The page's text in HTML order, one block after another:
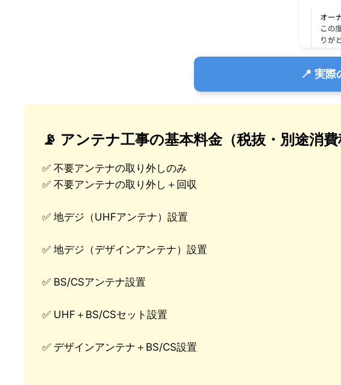
📍 実際
📡 アンテナ工事の基本料金（税抜・別途消費
✅ 不要アンテナの取り外しのみ
✅ 不要アンテナの取り外し＋回収
✅ 地デジ（UHFアンテナ）設置
✅ 地デジ（デザインアンテナ）設置
✅ BS/CSアンテナ設置
✅ UHF＋BS/CSセット設置
✅ デザインアンテナ＋BS/CS設置